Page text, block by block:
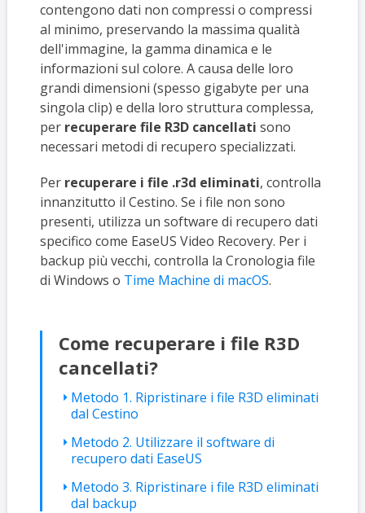
contengono dati non compressi o compressi
al minimo, preservando la massima qualità
dell'immagine, la gamma dinamica e le
informazioni sul colore. A causa delle loro
grandi dimensioni (spesso gigabyte per una
singola clip) e della loro struttura complessa,
per recuperare file R3D cancellati sono
necessari metodi di recupero specializzati.
Per recuperare i file .r3d eliminati, controlla
innanzitutto il Cestino. Se i file non sono
presenti, utilizza un software di recupero dati
specifico come EaseUS Video Recovery. Per i
backup più vecchi, controlla la Cronologia file
di Windows o Time Machine di macOS.
Come recuperare i file R3D
cancellati?
Metodo 1. Ripristinare i file R3D eliminati
dal Cestino
Metodo 2. Utilizzare il software di
recupero dati EaseUS
Metodo 3. Ripristinare i file R3D eliminati
dal backup